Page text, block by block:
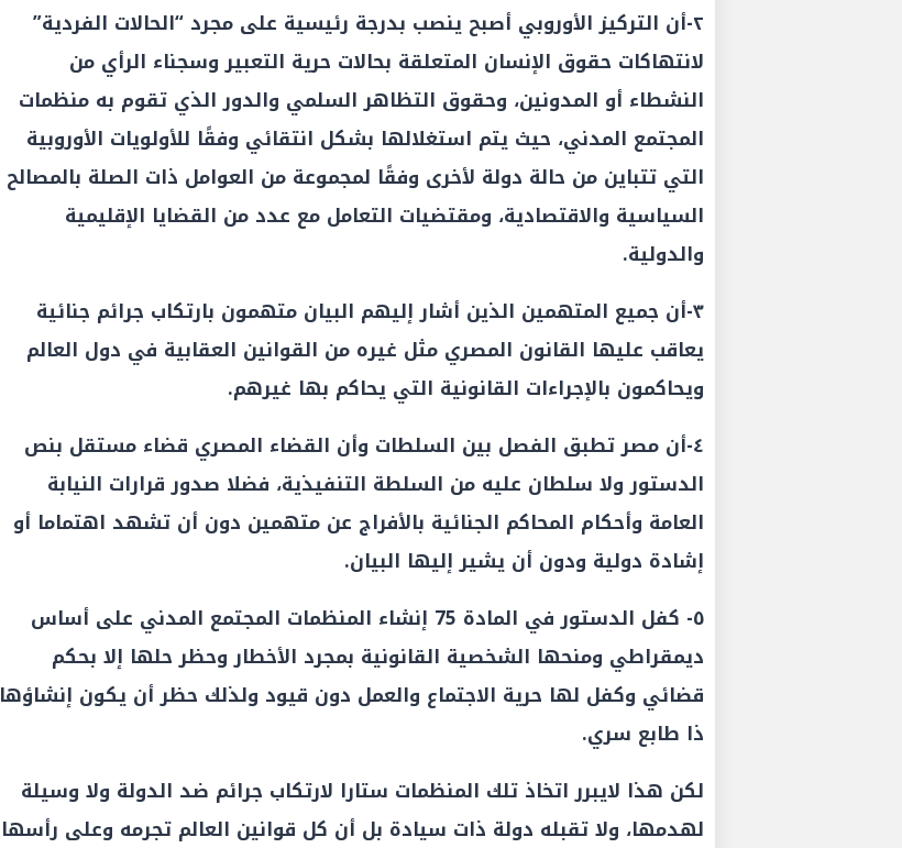
٢-أن التركيز الأوروبي أصبح ينصب بدرجة رئيسية على مجرد “الحالات الفردية”
لانتهاكات حقوق الإنسان المتعلقة بحالات حرية التعبير وسجناء الرأي من
النشطاء أو المدونين، وحقوق التظاهر السلمي والدور الذي تقوم به منظمات
المجتمع المدني، حيث يتم استغلالها بشكل انتقائي وفقًا للأولويات الأوروبية
التي تتباين من حالة دولة لأخرى وفقًا لمجموعة من العوامل ذات الصلة بالمصالح
السياسية والاقتصادية، ومقتضيات التعامل مع عدد من القضايا الإقليمية
والدولية.
٣-أن جميع المتهمين الذين أشار إليهم البيان متهمون بارتكاب جرائم جنائية
يعاقب عليها القانون المصري مثل غيره من القوانين العقابية في دول العالم
ويحاكمون بالإجراءات القانونية التي يحاكم بها غيرهم.
٤-أن مصر تطبق الفصل بين السلطات وأن القضاء المصري قضاء مستقل بنص
الدستور ولا سلطان عليه من السلطة التنفيذية، فضلا صدور قرارات النيابة
العامة وأحكام المحاكم الجنائية بالأفراج عن متهمين دون أن تشهد اهتماما أو
إشادة دولية ودون أن يشير إليها البيان.
٥- كفل الدستور في المادة 75 إنشاء المنظمات المجتمع المدني على أساس
ديمقراطي ومنحها الشخصية القانونية بمجرد الأخطار وحظر حلها إلا بحكم
قضائي وكفل لها حرية الاجتماع والعمل دون قيود ولذلك حظر أن يكون إنشاؤها
ذا طابع سري.
لكن هذا لايبرر اتخاذ تلك المنظمات ستارا لارتكاب جرائم ضد الدولة ولا وسيلة
لهدمها، ولا تقبله دولة ذات سيادة بل أن كل قوانين العالم تجرمه وعلى رأسها